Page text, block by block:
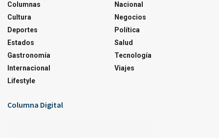
Columnas
Cultura
Deportes
Estados
Gastronomía
Internacional
Lifestyle
Nacional
Negocios
Política
Salud
Tecnología
Viajes
Columna Digital